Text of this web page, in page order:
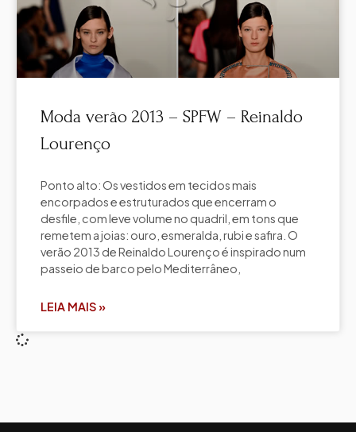
Moda verão 2013 – SPFW – Reinaldo
Lourenço
Ponto alto: Os vestidos em tecidos mais
encorpados e estruturados que encerram o
desfile, com leve volume no quadril, em tons que
remetem a joias: ouro, esmeralda, rubi e safira. O
verão 2013 de Reinaldo Lourenço é inspirado num
passeio de barco pelo Mediterrâneo,
LEIA MAIS »